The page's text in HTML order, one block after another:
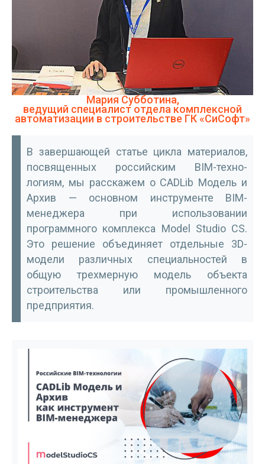
Мария Субботина,
ведущий специалист отдела комплексной
автоматизации в строительстве ГК «СиСофт»
В завершающей статье цикла материалов,
посвященных российским BIM-техно­
логиям, мы расскажем о CADLib Модель и
Архив — основном инструменте BIM-
менеджера при использовании
программного комплекса Model Studio CS.
Это решение объединяет отдельные 3D-
модели различных специальностей в
общую трехмерную модель объекта
строительства или промышленного
предприятия.